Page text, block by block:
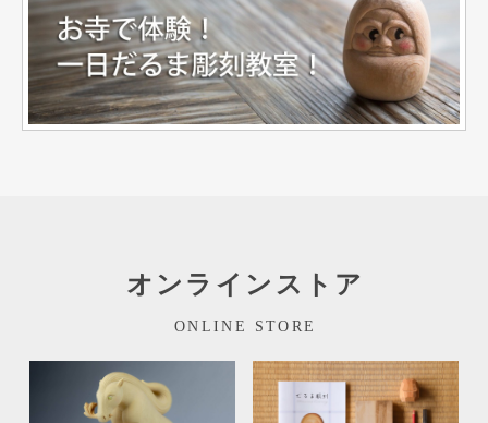
オンラインストア
ONLINE STORE